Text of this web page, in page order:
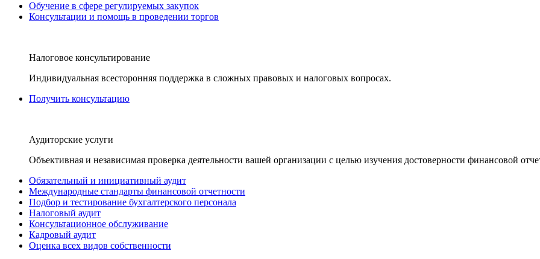
Обучение в сфере регулируемых закупок
Консультации и помощь в проведении торгов
Налоговое консультирование
Индивидуальная всесторонняя поддержка в сложных правовых и налоговых вопросах.
Получить консультацию
Аудиторские услуги
Объективная и независимая проверка деятельности вашей организации с целью изучения достоверности финансовой
Обязательный и инициативный аудит
Международные стандарты финансовой отчетности
Подбор и тестирование бухгалтерского персонала
Налоговый аудит
Консультационное обслуживание
Кадровый аудит
Оценка всех видов собственности